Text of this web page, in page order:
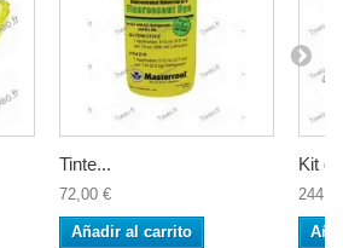
Tinte...
72,00 €
Añadir al carrito
Kit